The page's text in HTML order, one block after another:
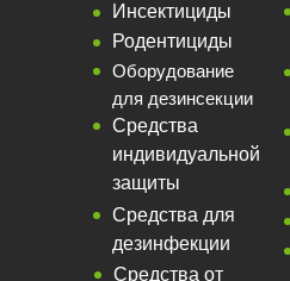
Средства от
Средства для
дезинфекции
Средства
индивидуальной
защиты
Оборудование
для дезинсекции
Родентициды
Инсектициды